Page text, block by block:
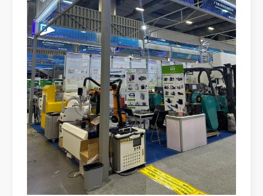
إن قطع المعادن بالليزر هي طريقة دقيقة تستخدم على نطاق واسع في تصنيع